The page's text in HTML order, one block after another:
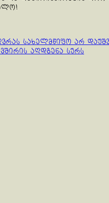
სახელმწიფო არ
აღდგენა სურს